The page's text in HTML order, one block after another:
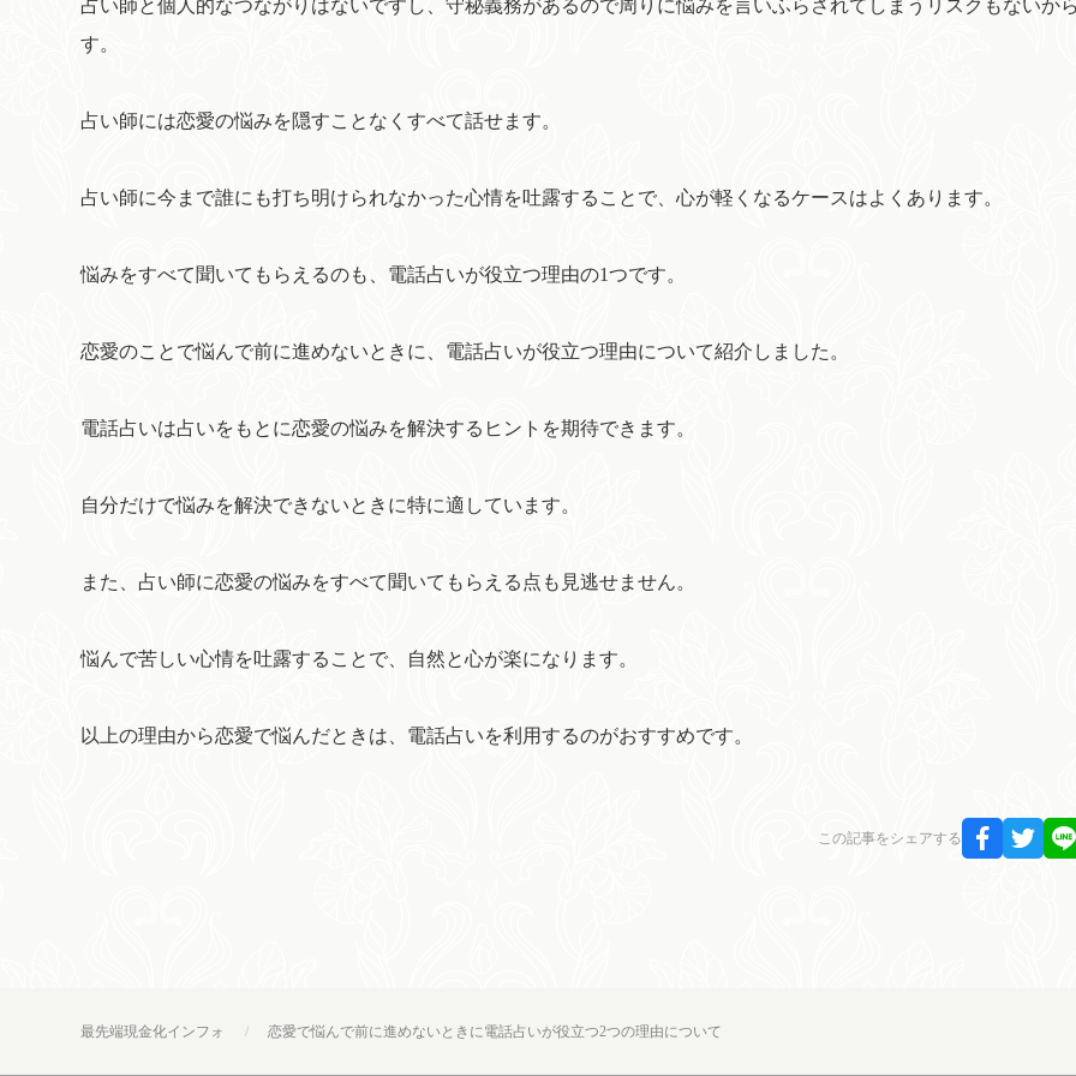
占い師と個人的なつながりはないですし、守秘義務があるので周りに悩みを言いふらされてしまうリスクもないか
す。
占い師には恋愛の悩みを隠すことなくすべて話せます。
占い師に今まで誰にも打ち明けられなかった心情を吐露することで、心が軽くなるケースはよくあります。
悩みをすべて聞いてもらえるのも、電話占いが役立つ理由の1つです。
恋愛のことで悩んで前に進めないときに、電話占いが役立つ理由について紹介しました。
電話占いは占いをもとに恋愛の悩みを解決するヒントを期待できます。
自分だけで悩みを解決できないときに特に適しています。
また、占い師に恋愛の悩みをすべて聞いてもらえる点も見逃せません。
悩んで苦しい心情を吐露することで、自然と心が楽になります。
以上の理由から恋愛で悩んだときは、電話占いを利用するのがおすすめです。
この記事をシェアする
最先端現金化インフォ 恋愛で悩んで前に進めないときに電話占いが役立つ2つの理由について